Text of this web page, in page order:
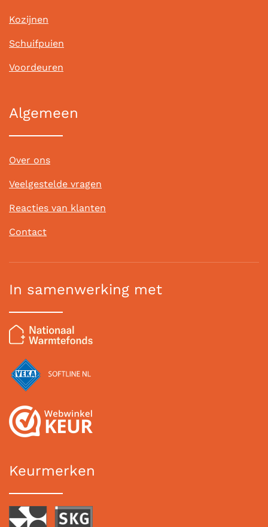
Kozijnen
Schuifpuien
Voordeuren
Algemeen
Over ons
Veelgestelde vragen
Reacties van klanten
Contact
In samenwerking met
Keurmerken